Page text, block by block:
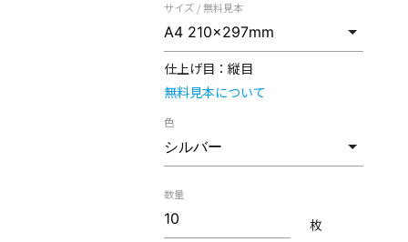
サイズ / 無料見本
仕上げ目： 縦目
無料見本について
色
数量
枚